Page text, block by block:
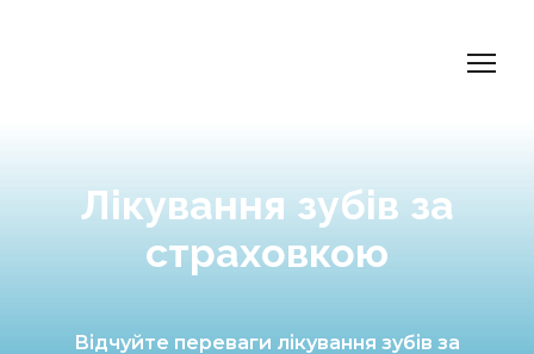
Лікування зубів за
страховкою
Відчуйте переваги лікування зубів за